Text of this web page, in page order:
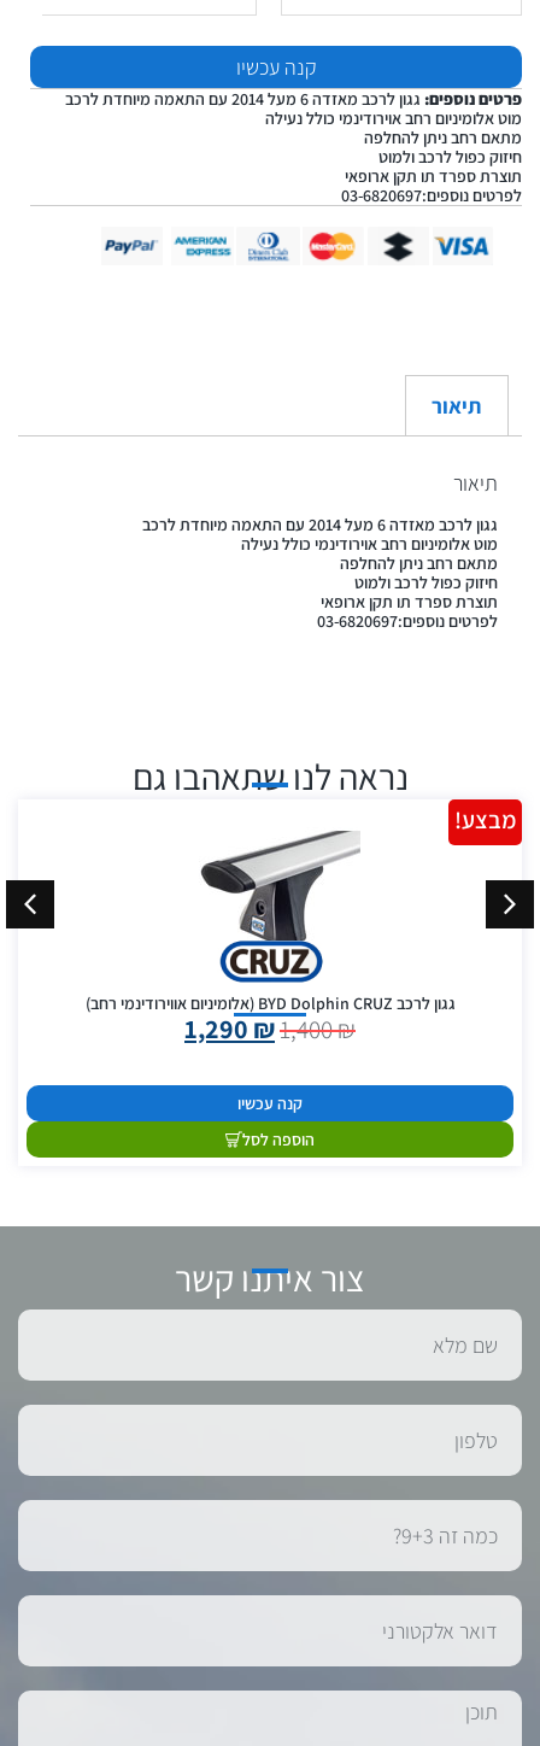
קנה עכשיו
פרטים נוספים: גגון לרכב מאזדה 6 מעל 2014 עם התאמה מיוחדת לרכב
מוט אלומיניום רחב אוירודינמי כולל נעילה
מתאם רחב ניתן להחלפה
חיזוק כפול לרכב ולמוט
תוצרת ספרד תו תקן ארופאי
לפרטים נוספים:03-6820697
תיאור
תיאור
גגון לרכב מאזדה 6 מעל 2014 עם התאמה מיוחדת לרכב
מוט אלומיניום רחב אוירודינמי כולל נעילה
מתאם רחב ניתן להחלפה
חיזוק כפול לרכב ולמוט
תוצרת ספרד תו תקן ארופאי
לפרטים נוספים:03-6820697
נראה לנו שתאהבו גם
גגון לרכב BYD Dolphin CRUZ (אלומיניום אווירודינמי רחב)
1,400₪
1,290 ₪
קנה עכשיו
הוספה לסל
מבצע!
צור איתנו קשר